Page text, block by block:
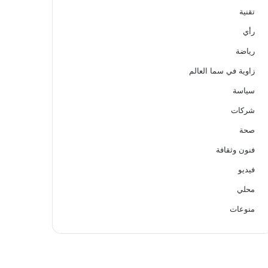
تقنية
رأي
رياضة
زاوية في سما العالم
سياسة
شركات
صحة
فنون وثقافة
فيديو
محلي
منوعات